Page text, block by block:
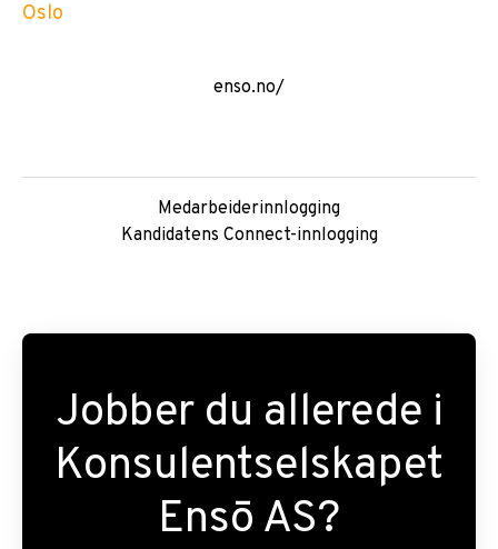
Oslo
enso.no/
Medarbeiderinnlogging
Kandidatens Connect-innlogging
Jobber du allerede i
Konsulentselskapet
Ensō AS?